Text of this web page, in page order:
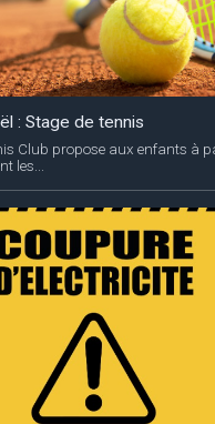
: Stage de tennis
Club propose aux enfants à
les...